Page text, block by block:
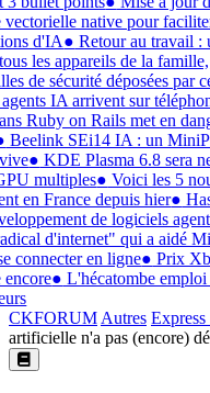
native pour
d'IA●Retour au travail :
les appareils de la
de sécurité déposées par
IA arrivent sur
Ruby on Rails met en
Beelink SEi14 IA : un
●KDE Plasma 6.8 sera
multiples●Voici les 5
en France depuis hier●
de logiciels
d'internet" qui a aidé
connecter en ligne●Prix
●L'hécatombe emploi
CKFORUMAutres
artificielle n'a pas (encore)